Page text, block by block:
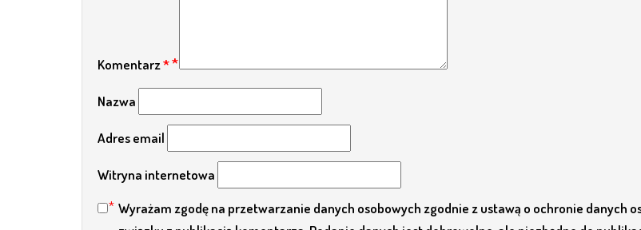
Komentarz*
Nazwa
Adres email
Witryna internetowa
Wyrażam zgodę na przetwarzanie danych osobowych zgodnie z ustawą o ochronie danych